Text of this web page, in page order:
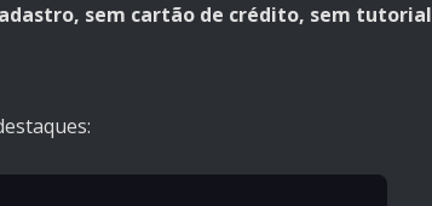
sem cartão de crédito, sem tutorial